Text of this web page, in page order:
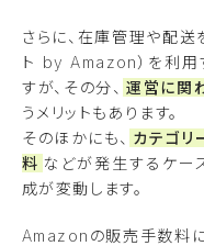
さらに、在庫管理や配送
ト by Amazon）を利
すが、その分、 運営に関
うメリットもあります。
そのほかにも、 カテゴリ
料 などが発生するケー
成が変動します。
Amazonの販売手数料に